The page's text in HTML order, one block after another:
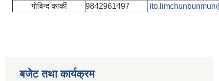
गोबिन्द कार्की 9842961497
बजेट तथा कार्यक्रम